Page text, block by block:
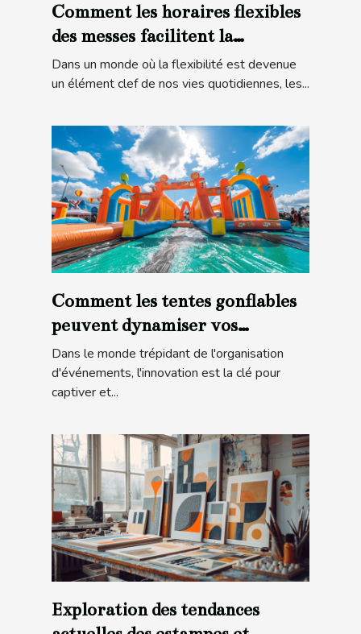
Comment les horaires flexibles
des messes facilitent la
participation
Dans un monde où la flexibilité est devenue
un élément clef de nos vies quotidiennes, les...
Comment les tentes gonflables
peuvent dynamiser vos
événements
Dans le monde trépidant de l'organisation
d'événements, l'innovation est la clé pour
captiver et...
Exploration des tendances